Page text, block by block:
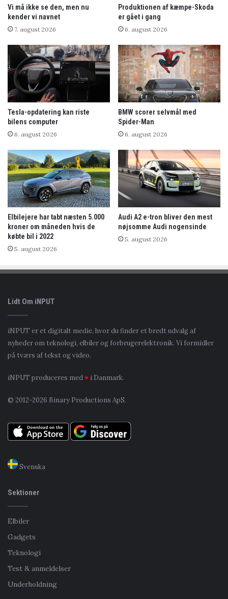
Vi må ikke se den, men nu
kender vi navnet
7. august 2026
Produktionen af kæmpe-Skoda
er gået i gang
6. august 2026
Tesla-opdatering kan riste
bilens computer
6. august 2026
BMW scorer selvmål med
Spider-Man
6. august 2026
Elbilejere har tabt næsten 5.000
kroner om måneden hvis de
købte bil i 2022
5. august 2026
Audi A2 e-tron bliver den mest
nøjsomme Audi nogensinde
5. august 2026
Lidt Om iNPUT
iNPUT er et digitalt medie, hvor du finder et bredt udvalg af
nyheder om teknologi, elbiler og forbrugerelektronik. Vi formidler
på tværs af tekst og video.
iNPUT produceres med♥ i Danmark.
© 2012-2026 Binary Productions ApS.
Svenska
Sektioner
Elbiler
Gadgets
Teknologi
Test & anmeldelser
Underholdning